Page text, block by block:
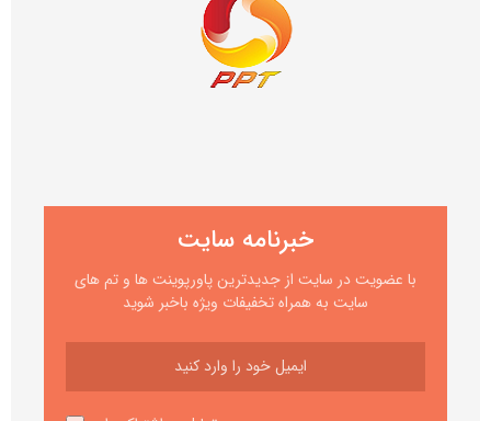
خبرنامه سایت
با عضویت در سایت از جدیدترین پاورپوینت ها و تم های
سایت به همراه تخفیفات ویژه باخبر شوید